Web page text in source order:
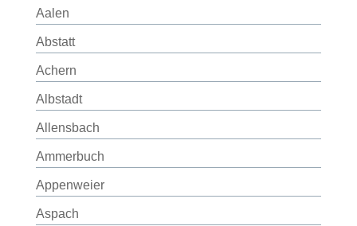
Aalen
Abstatt
Achern
Albstadt
Allensbach
Ammerbuch
Appenweier
Aspach